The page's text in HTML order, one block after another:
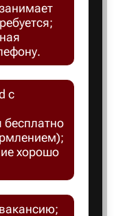
Барнаул
Безенчук
Белая
с
бесплатно
хорошо